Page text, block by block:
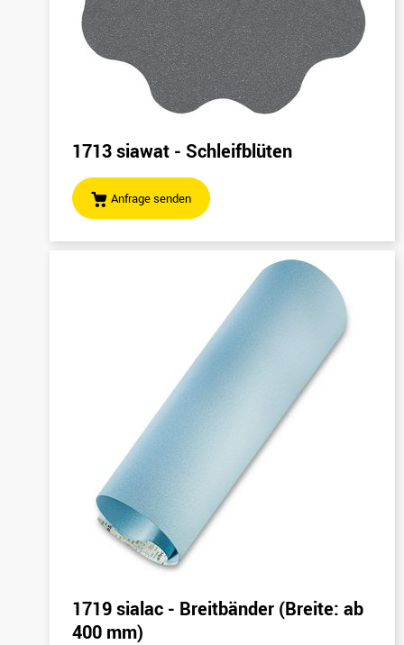
1713 siawat - Schleifblüten
Anfrage senden
1719 sialac - Breitbänder (Breite: ab
400 mm)